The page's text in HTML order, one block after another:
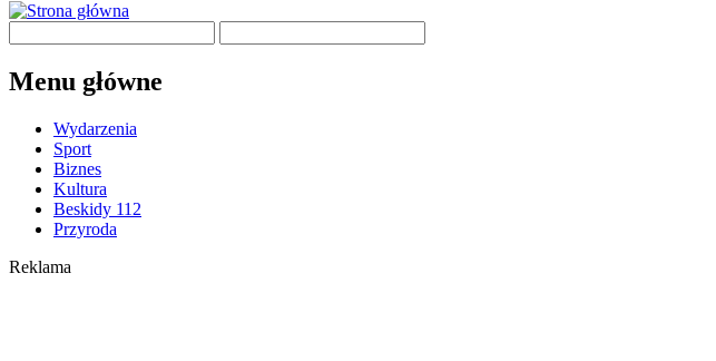
Menu główne
Wydarzenia
Sport
Biznes
Kultura
Beskidy 112
Przyroda
Reklama